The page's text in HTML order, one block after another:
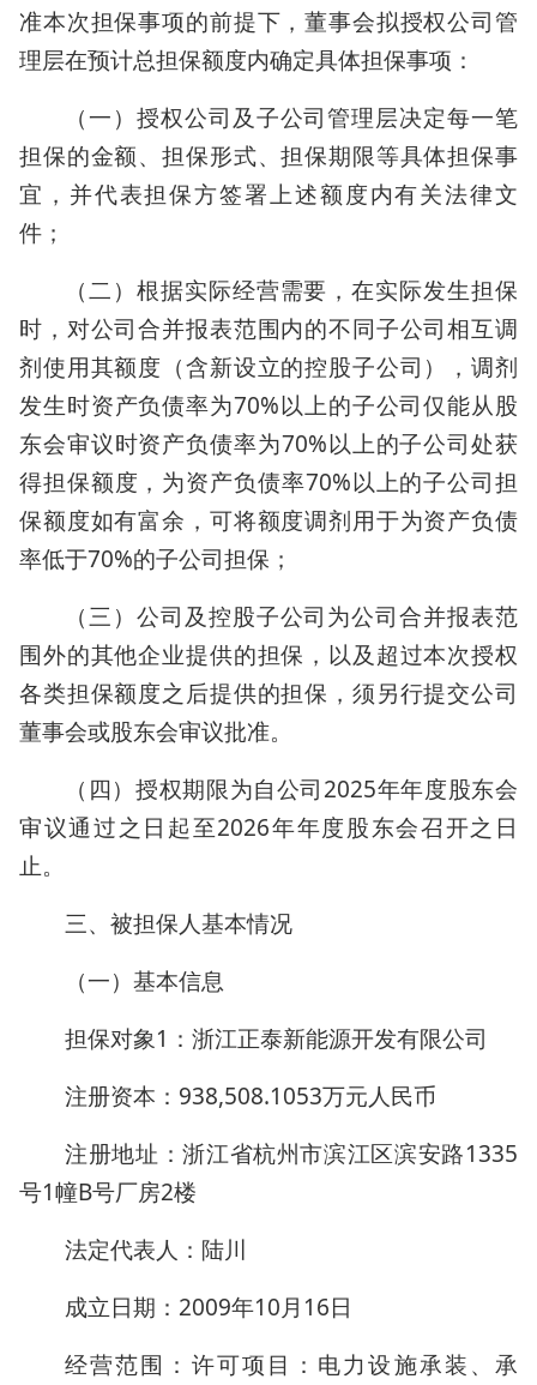
准本次担保事项的前提下，董事会拟授权公司管
理层在预计总担保额度内确定具体担保事项：
（一）授权公司及子公司管理层决定每一笔
担保的金额、担保形式、担保期限等具体担保事
宜，并代表担保方签署上述额度内有关法律文
件；
（二）根据实际经营需要，在实际发生担保
时，对公司合并报表范围内的不同子公司相互调
剂使用其额度（含新设立的控股子公司），调剂
发生时资产负债率为70%以上的子公司仅能从股
东会审议时资产负债率为70%以上的子公司处获
得担保额度，为资产负债率70%以上的子公司担
保额度如有富余，可将额度调剂用于为资产负债
率低于70%的子公司担保；
（三）公司及控股子公司为公司合并报表范
围外的其他企业提供的担保，以及超过本次授权
各类担保额度之后提供的担保，须另行提交公司
董事会或股东会审议批准。
（四）授权期限为自公司2025年年度股东会
审议通过之日起至2026年年度股东会召开之日
止。
三、被担保人基本情况
（一）基本信息
担保对象1：浙江正泰新能源开发有限公司
注册资本：938,508.1053万元人民币
注册地址：浙江省杭州市滨江区滨安路1335
号1幢B号厂房2楼
法定代表人：陆川
成立日期：2009年10月16日
经营范围：许可项目：电力设施承装、承